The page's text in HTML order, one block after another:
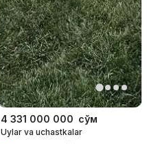
4 331 000 000 сўм
Uylar va uchastkalar